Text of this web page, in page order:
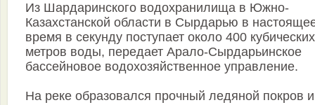
Из Шардаринского водохранилища в Южно-
Казахстанской области в Сырдарью в
время в секунду поступает около 400 кубических
метров воды, передает Арало-Сырдарьинское
бассейновое водохозяйственное управление.
На реке образовался прочный ледяной покров